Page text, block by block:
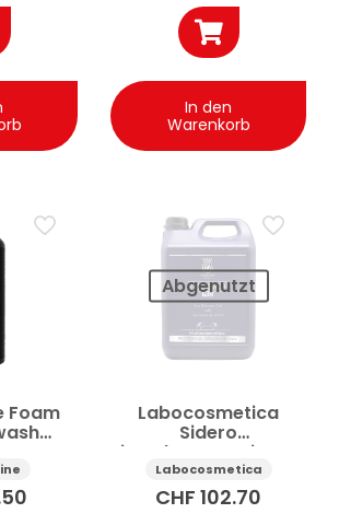
✕ Alle Filter zurücksetzen
In den
Warenkorb
Foam
Auto
Abgenutzt
Labocosmetica
Sidero
Eisendecontaminator
Auto mit
Kalkreiniger-Wirkung
4.5 l
Labocosmetica
CHF 102.70